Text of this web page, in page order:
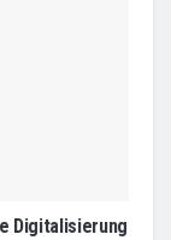
Digitalisierung